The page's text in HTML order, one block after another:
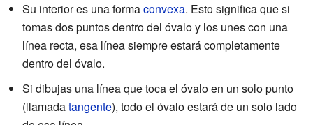
Su interior es una formaconvexa. Esto significa que si
tomas dos puntos dentro del óvalo y los unes con una
línea recta, esa línea siempre estará completamente
dentro del óvalo.
Si dibujas una línea que toca el óvalo en un solo punto
(llamadatangente), todo el óvalo estará de un solo lado